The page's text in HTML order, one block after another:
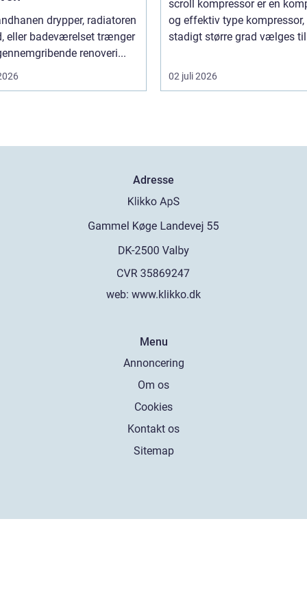
drypper, radiatoren
eller badeværelset trænger
renoveri...
scroll kompressor er en
og effektiv type
stadigt større grad vælges
02 juli 2026
Adresse
web: www.klikko.dk
Menu
Annoncering
Om os
Cookies
Kontakt os
Sitemap